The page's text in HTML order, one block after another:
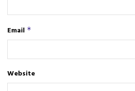
Email *
Website